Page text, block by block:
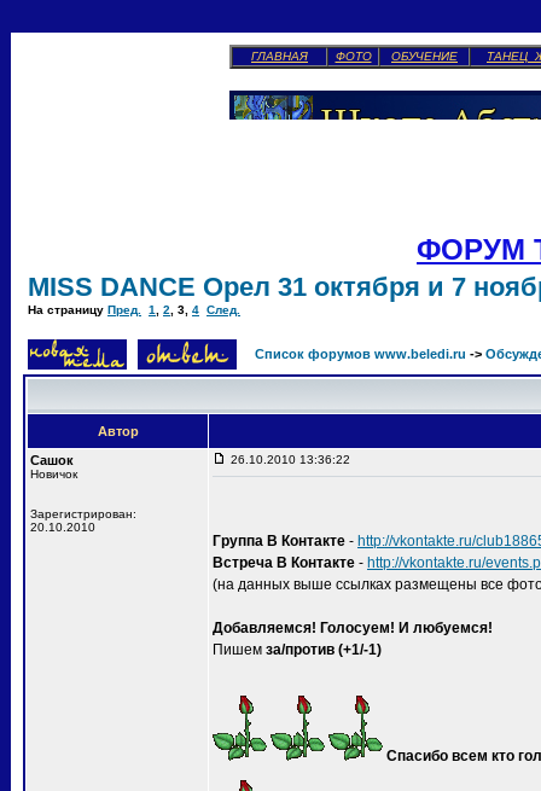
ГЛАВНАЯ ФОТО ОБУЧЕНИЕ ТАНЕЦ
ФОРУМ
MISS DANCE Орел 31 октября и 7
На страницу Пред. 1 2 3 4 След.
Список форумов www.beledi.ru ->
Автор
Сашок
Новичок
Зарегистрирован:
20.10.2010
26.10.2010 13:36:22
Группа В Контакте - http://vkontakte.ru/
Встреча В Контакте - http://vkontakte.ru/
(на данных выше ссылках размещены все
Добавляемся! Голосуем! И любуемся!
Пишем за/против (+1/-1)
Спасибо всем кто